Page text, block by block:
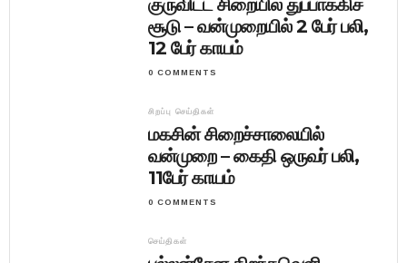
குருவிட்ட சிறையில் துப்பாக்கிச்
சூடு – வன்முறையில் 2 பேர் பலி,
12 பேர் காயம்
0 COMMENTS
சிறப்பு செய்திகள்
மகசின் சிறைச்சாலையில்
வன்முறை – கைதி ஒருவர் பலி,
11பேர் காயம்
0 COMMENTS
செய்திகள்